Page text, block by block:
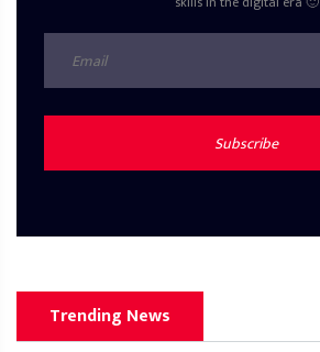
Subscribe
Trending News